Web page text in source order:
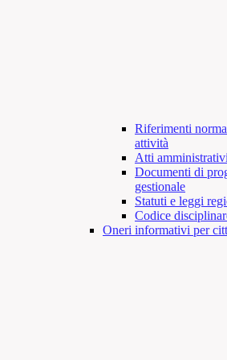
Riferimenti
attività
Atti
Documenti di
gestionale
Statuti e leggi
Codice
Oneri informativi per